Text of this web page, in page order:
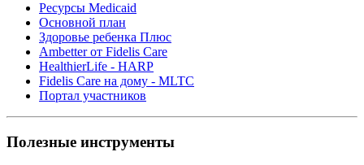
Ресурсы Medicaid
Основной план
Здоровье ребенка Плюс
Ambetter от Fidelis Care
HealthierLife - HARP
Fidelis Care на дому - MLTC
Портал участников
Полезные инструменты